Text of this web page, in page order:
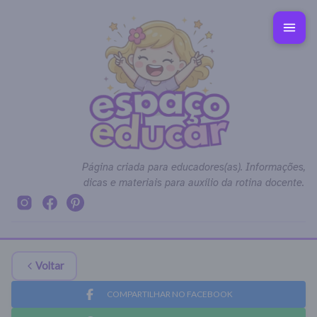
Página criada para educadores(as). Informações,
dicas e materiais para auxílio da rotina docente.
Voltar
COMPARTILHAR NO FACEBOOK